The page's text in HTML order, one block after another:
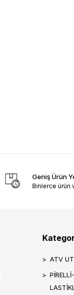
Geniş Ürün
Binlerce ürün
ATV